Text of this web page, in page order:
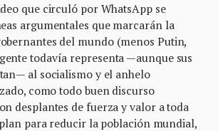
que circuló por WhatsApp se
argumentales que marcarán la
del mundo (menos Putin,
todavía representa —aunque sus
al socialismo y el anhelo
como todo buen discurso
desplantes de fuerza y valor a toda
para reducir la población mundial,